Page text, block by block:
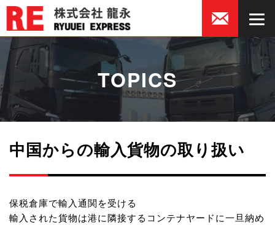
TOPICS
中国からの輸入貨物の取り扱い
保税倉庫で輸入通関を受ける
輸入された貨物は港に隣接するコンテナヤードに一旦納め